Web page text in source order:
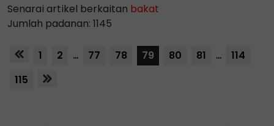
Senarai artikel berkaitan bakat
Jumlah padanan: 1145
1 2 ... 77 78 79 80 81 ...
114
115